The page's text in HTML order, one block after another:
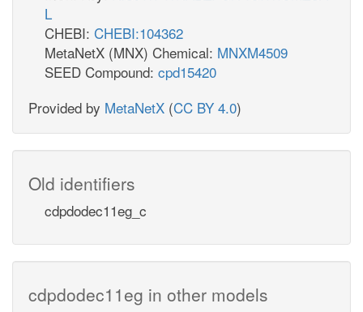
L
CHEBI: CHEBI:104362
MetaNetX (MNX) Chemical: MNXM4509
SEED Compound: cpd15420
Provided by MetaNetX (CC BY 4.0)
Old identifiers
cdpdodec11eg_c
cdpdodec11eg in other models